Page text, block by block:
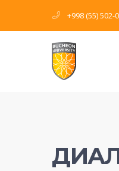
+998 (55) 502-